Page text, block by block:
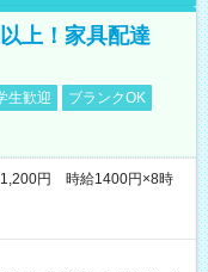
上！家具配達
生歓迎
ブランクOK
円 時給1400円×8時